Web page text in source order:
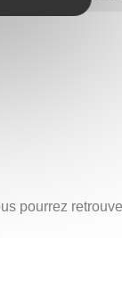
pourrez